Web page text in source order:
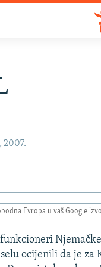
2007.
Evropa u vaš Google
ocijenili da je